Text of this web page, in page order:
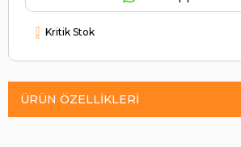
Kritik Stok
ÜRÜN ÖZELLIKLERI